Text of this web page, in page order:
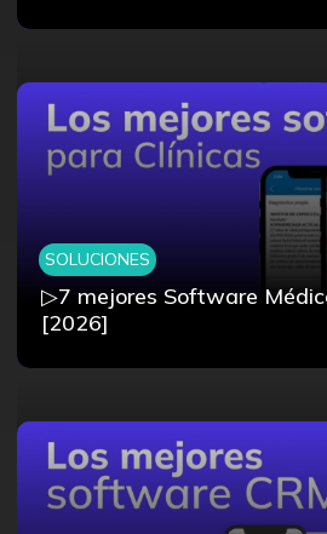
SOLUCIONES
▷7 mejores Software
[2026]